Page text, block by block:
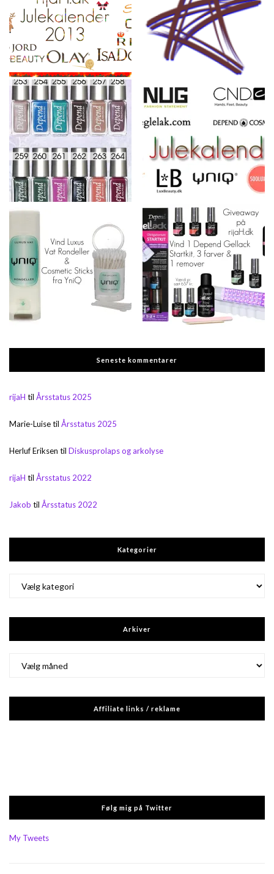
Seneste kommentarer
rijaH til Årsstatus 2025
Marie-Luisetil Årsstatus 2025
Herluf Eriksen til Diskusprolaps og arkolyse
rijaH til Årsstatus 2022
Jakob til Årsstatus 2022
Kategorier
Arkiver
Affiliate links / reklame
Følg mig på Twitter
My Tweets